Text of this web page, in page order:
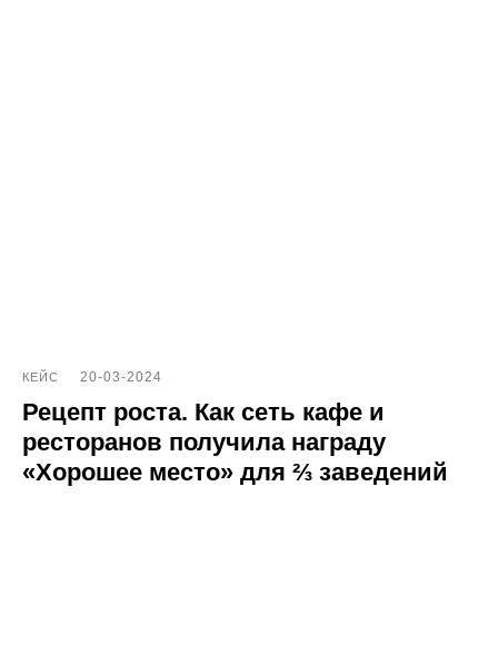
КЕЙС 20-03-2024
Рецепт роста. Как сеть кафе и
ресторанов получила награду
«Хорошее место» для ⅔ заведений